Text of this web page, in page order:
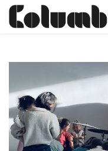
Se rendre au contenu